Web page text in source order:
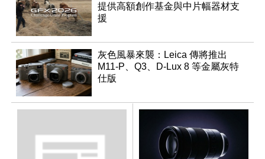
提供高額創作基金與中片幅器材支
援
灰色風暴來襲：Leica 傳將推出
M11-P、Q3、D-Lux 8 等金屬灰特
仕版